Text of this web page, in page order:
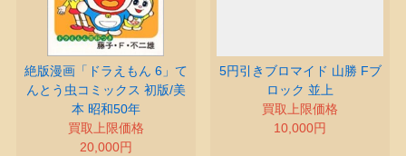
絶版漫画「ドラえもん 6」て
んとう虫コミックス 初版/美
本 昭和50年
買取上限価格
20,000円
5円引きブロマイド 山勝 Fブ
ロック 並上
買取上限価格
10,000円